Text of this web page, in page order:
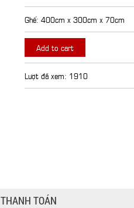
Ghế: 400cm x 300cm x 70cm
Add to cart
Lượt đã xem: 1910
THANH TOÁN